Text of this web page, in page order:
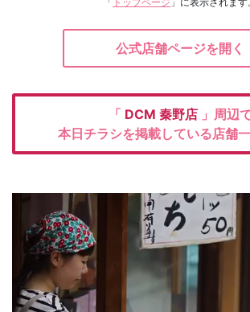
公式店舗ページを開く
「 DCM 秦野店 」周辺
本日チラシを掲載している店舗